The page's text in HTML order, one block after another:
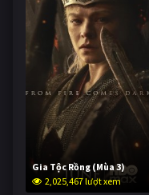
Gia Tộc Rồng (Mùa 3)
2,025,467 lượt xem